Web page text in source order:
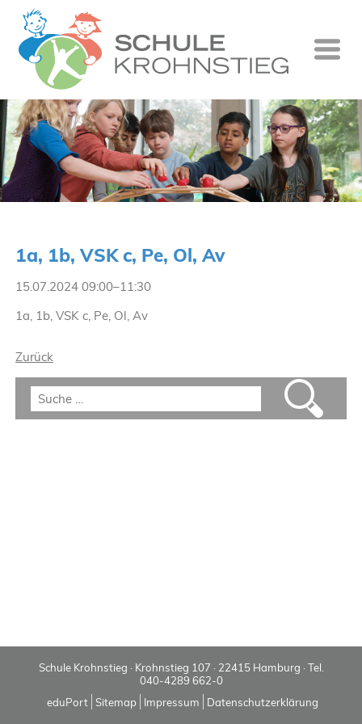
1a, 1b, VSK c, Pe, Ol, Av
15.07.2024 09:00–11:30
1a, 1b, VSK c, Pe, Ol, Av
Zurück
Schule Krohnstieg · Krohnstieg 107 · 22415 Hamburg · Tel.
040-4289 662-0
eduPort Sitemap Impressum Datenschutzerklärung
Startseite
Wer wir
Was wir
Ganztag